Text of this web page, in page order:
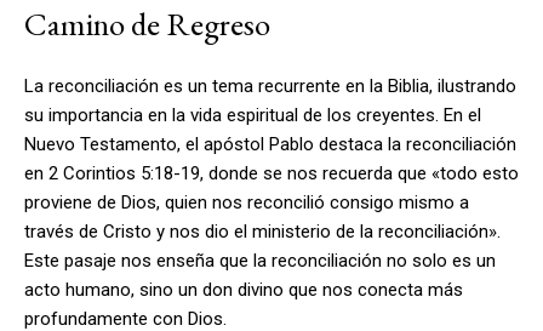
Camino de Regreso
La reconciliación es un tema recurrente en la Biblia, ilustrando
su importancia en la vida espiritual de los creyentes. En el
Nuevo Testamento, el apóstol Pablo destaca la reconciliación
en 2 Corintios 5:18-19, donde se nos recuerda que «todo esto
proviene de Dios, quien nos reconcilió consigo mismo a
través de Cristo y nos dio el ministerio de la reconciliación».
Este pasaje nos enseña que la reconciliación no solo es un
acto humano, sino un don divino que nos conecta más
profundamente con Dios.